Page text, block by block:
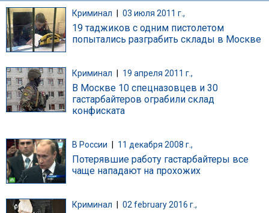
Криминал | 03 июля 2011 г.,
19 таджиков с одним пистолетом
попытались разграбить склады в Москве
Криминал 19 апреля 2011 г.,
В Москве 10 спецназовцев и 30
гастарбайтеров ограбили склад
конфиската
В России 11 декабря 2008 г.,
Потерявшие работу гастарбайтеры все
чаще нападают на прохожих
Криминал 02 february 2016 г.,